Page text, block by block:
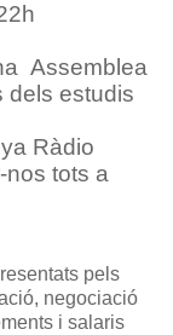
Assemblea
dels estudis
Ràdio
nos tots a
pels
negociació
i salaris